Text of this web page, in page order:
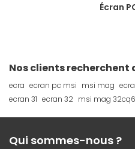
Écran
Nos clients recherchent
ecra ecran pc msi msi mag
ecran 31 ecran 32 msi mag
Qui sommes-nous ?